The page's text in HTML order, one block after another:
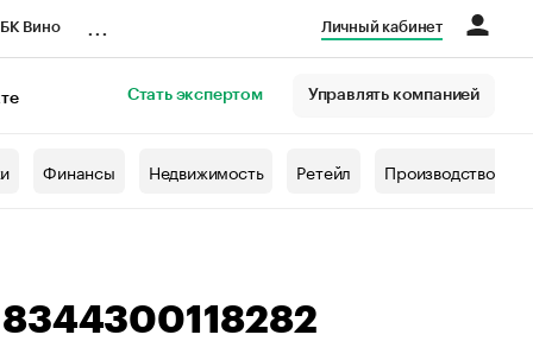
Вино Личный кабинет
Стать экспертом Управлять компанией
Финансы Недвижимость Ретейл Производство